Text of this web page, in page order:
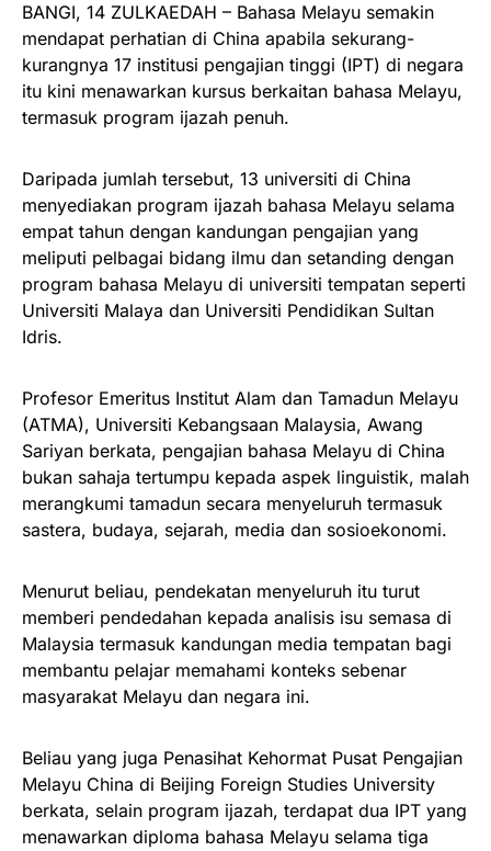
BANGI, 14 ZULKAEDAH – Bahasa Melayu semakin
mendapat perhatian di China apabila sekurang-
kurangnya 17 institusi pengajian tinggi (IPT) di negara
itu kini menawarkan kursus berkaitan bahasa Melayu,
termasuk program ijazah penuh.
Daripada jumlah tersebut, 13 universiti di China
menyediakan program ijazah bahasa Melayu selama
empat tahun dengan kandungan pengajian yang
meliputi pelbagai bidang ilmu dan setanding dengan
program bahasa Melayu di universiti tempatan seperti
Universiti Malaya dan Universiti Pendidikan Sultan
Idris.
Profesor Emeritus Institut Alam dan Tamadun Melayu
(ATMA), Universiti Kebangsaan Malaysia, Awang
Sariyan berkata, pengajian bahasa Melayu di China
bukan sahaja tertumpu kepada aspek linguistik, malah
merangkumi tamadun secara menyeluruh termasuk
sastera, budaya, sejarah, media dan sosioekonomi.
Menurut beliau, pendekatan menyeluruh itu turut
memberi pendedahan kepada analisis isu semasa di
Malaysia termasuk kandungan media tempatan bagi
membantu pelajar memahami konteks sebenar
masyarakat Melayu dan negara ini.
Beliau yang juga Penasihat Kehormat Pusat Pengajian
Melayu China di Beijing Foreign Studies University
berkata, selain program ijazah, terdapat dua IPT yang
menawarkan diploma bahasa Melayu selama tiga